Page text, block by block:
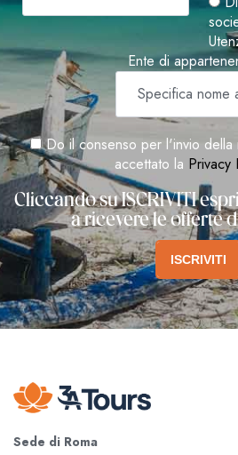
Ente di
Do il consenso per l'invio della
accettato la Privacy
Cliccando su ISCRIVITI
a ricevere le offerte
ISCRIVITI
Sede di Roma